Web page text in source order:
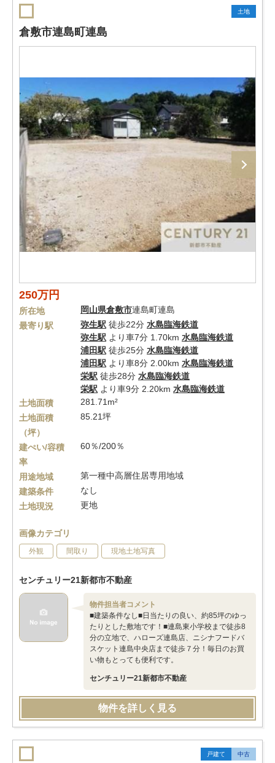
土地
倉敷市連島町連島
250万円
所在地 岡山県倉敷市連島町連島
最寄り駅
弥生駅 徒歩22分 水島臨海鉄道
弥生駅 より車7分 1.70km 水島臨海鉄道
浦田駅 徒歩25分 水島臨海鉄道
浦田駅 より車8分 2.00km 水島臨海鉄道
栄駅 徒歩28分 水島臨海鉄道
栄駅 より車9分 2.20km 水島臨海鉄道
土地面積
281.71m²
土地面積
（坪）
85.21坪
建ぺい/容積
率
60％/200％
用途地域
第一種中高層住居専用地域
建築条件
なし
土地現況
更地
画像カテゴリ
外観 間取り 現地土地写真
センチュリー21新都市不動産
物件担当者コメント
■建築条件なし■日当たりの良い、約85坪のゆっ
たりとした敷地です！■連島東小学校まで徒歩8
分の立地で、ハローズ連島店、ニシナフードバ
スケット連島中央店まで徒歩７分！毎日のお買
い物もとっても便利です。
センチュリー21新都市不動産
物件を詳しく見る
戸建て 中古